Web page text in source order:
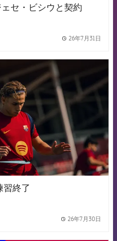
セ・ビシウと契約
26年7月31日
FCB Barcelona badge
習終了
26年7月30日